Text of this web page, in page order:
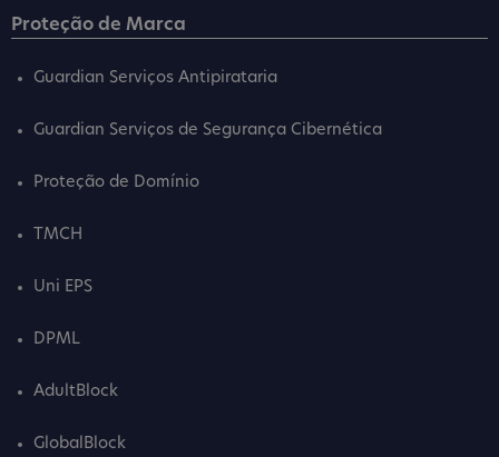
Proteção de Marca
Guardian Serviços Antipirataria
Guardian Serviços de Segurança Cibernética
Proteção de Domínio
TMCH
Uni EPS
DPML
AdultBlock
GlobalBlock